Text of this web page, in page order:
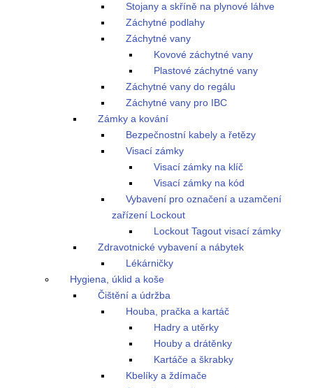
Stojany a skříně na plynové láhve
Záchytné podlahy
Záchytné vany
Kovové záchytné vany
Plastové záchytné vany
Záchytné vany do regálu
Záchytné vany pro IBC
Zámky a kování
Bezpečnostní kabely a řetězy
Visací zámky
Visací zámky na klíč
Visací zámky na kód
Vybavení pro označení a uzamčení
zařízení Lockout
Lockout Tagout visací zámky
Zdravotnické vybavení a nábytek
Lékárničky
Hygiena, úklid a koše
Čištění a údržba
Houba, pračka a kartáč
Hadry a utěrky
Houby a drátěnky
Kartáče a škrabky
Kbelíky a ždímače